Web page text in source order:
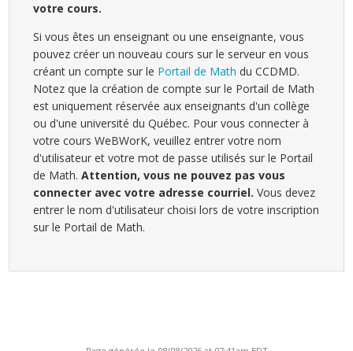
votre cours.
Si vous êtes un enseignant ou une enseignante, vous
pouvez créer un nouveau cours sur le serveur en vous
créant un compte sur le Portail de Math du CCDMD.
Notez que la création de compte sur le Portail de Math
est uniquement réservée aux enseignants d'un collège
ou d'une université du Québec. Pour vous connecter à
votre cours WeBWorK, veuillez entrer votre nom
d'utilisateur et votre mot de passe utilisés sur le Portail
de Math.Attention, vous ne pouvez pas vous
connecter avec votre adresse courriel. Vous devez
entrer le nom d'utilisateur choisi lors de votre inscription
sur le Portail de Math.